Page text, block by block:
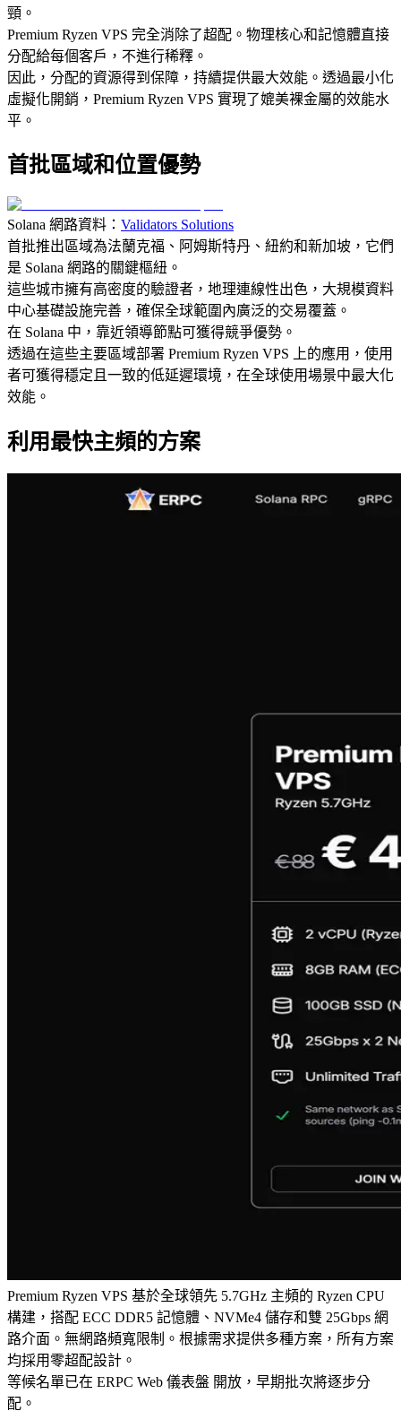
頸。
Premium Ryzen VPS 完全消除了超配。物理核心和記憶體直接
分配給每個客戶，不進行稀釋。
因此，分配的資源得到保障，持續提供最大效能。透過最小化
虛擬化開銷，Premium Ryzen VPS 實現了媲美裸金屬的效能水
平。
首批區域和位置優勢
Solana 網路資料： Validators Solutions
首批推出區域為法蘭克福、阿姆斯特丹、紐約和新加坡，它們
是 Solana 網路的關鍵樞紐。
這些城市擁有高密度的驗證者，地理連線性出色，大規模資料
中心基礎設施完善，確保全球範圍內廣泛的交易覆蓋。
在 Solana 中，靠近領導節點可獲得競爭優勢。
透過在這些主要區域部署 Premium Ryzen VPS 上的應用，使用
者可獲得穩定且一致的低延遲環境，在全球使用場景中最大化
效能。
利用最快主頻的方案
Premium Ryzen VPS 基於全球領先 5.7GHz 主頻的 Ryzen CPU
構建，搭配 ECC DDR5 記憶體、NVMe4 儲存和雙 25Gbps 網
路介面。無網路頻寬限制。根據需求提供多種方案，所有方案
均採用零超配設計。
等候名單已在 ERPC Web 儀表盤 開放，早期批次將逐步分
配。